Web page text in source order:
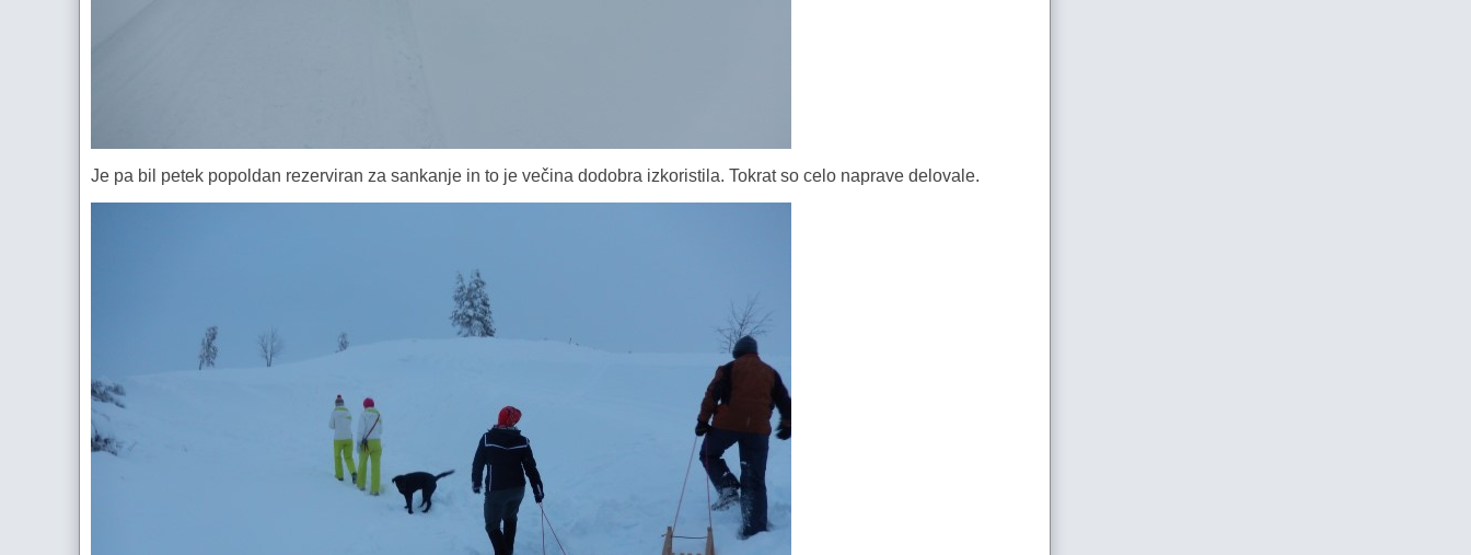
Je pa bil petek popoldan rezerviran za sankanje in to je večina dodobra izkoristila. Tokrat so celo naprave delovale.